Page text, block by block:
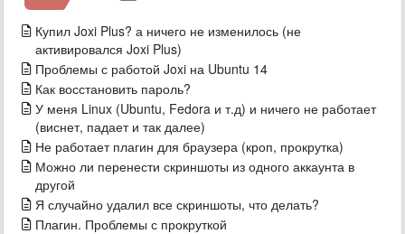
Купил Joxi Plus? а ничего не изменилось (не
активировался Joxi Plus)
Проблемы с работой Joxi на Ubuntu 14
Как восстановить пароль?
У меня Linux (Ubuntu, Fedora и т.д) и ничего не работает
(виснет, падает и так далее)
Не работает плагин для браузера (кроп, прокрутка)
Можно ли перенести скриншоты из одного аккаунта в
другой
Я случайно удалил все скриншоты, что делать?
Плагин. Проблемы с прокруткой